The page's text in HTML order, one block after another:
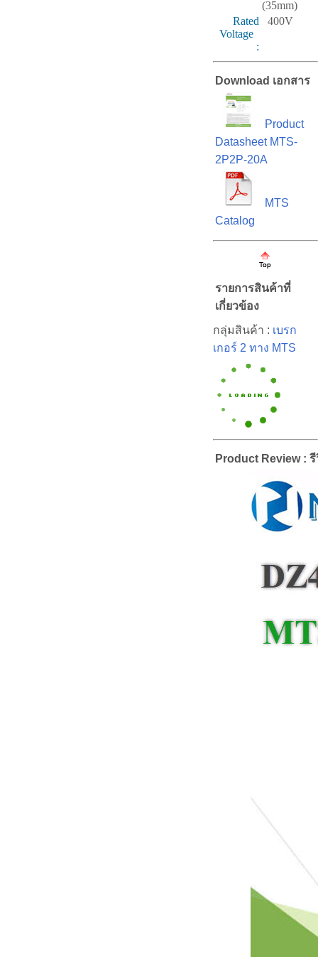
(35mm)
Rated
Voltage
:
400V
Download เอกสาร
Product
Datasheet MTS-
2P2P-20A
MTS
Catalog
รายการสินค้าที่
เกี่ยวข้อง
กลุ่มสินค้า : เบรก
เกอร์ 2 ทาง MTS
Product Review :